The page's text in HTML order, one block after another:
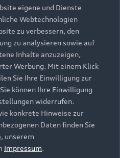
vorbehalten
eigene und Dienste
Webtechnologien
zu verbessern, den
zu analysieren sowie auf
Inhalte anzuzeigen,
Werbung. Mit einem Klick
Sie Ihre Einwilligung zur
können Ihre Einwilligung
widerrufen.
konkrete Hinweise zur
Daten finden Sie
, unserem
Impressum.